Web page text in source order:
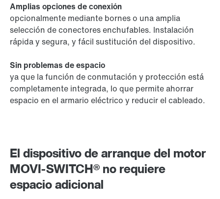
El dispositivo de arranque del motor
MOVI-SWITCH® no requiere
espacio adicional
Amplias opciones de conexión
opcionalmente mediante bornes o una amplia
selección de conectores enchufables. Instalación
rápida y segura, y fácil sustitución del dispositivo.
Sin problemas de espacio
ya que la función de conmutación y protección está
completamente integrada, lo que permite ahorrar
espacio en el armario eléctrico y reducir el cableado.